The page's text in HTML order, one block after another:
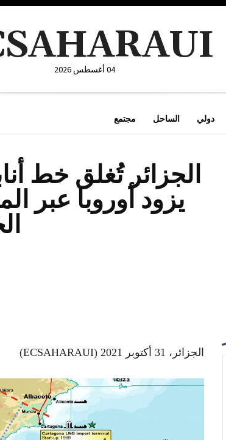
04 أغسطس 2026
دولي الساحل مجتمع
الجزائر، 31 أكتوبر 2021 (ECSAHARAUI)